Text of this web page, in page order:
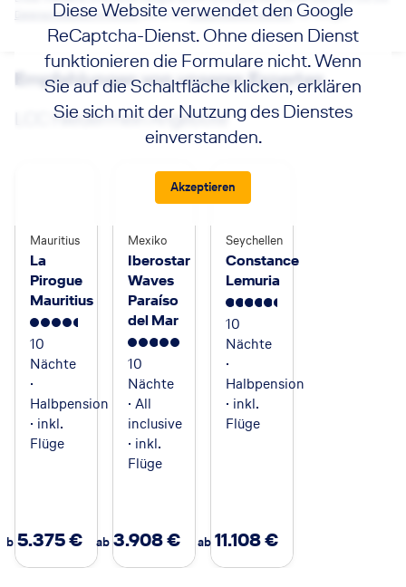
Diese Website verwendet den Google
ReCaptcha-Dienst. Ohne diesen Dienst
funktionieren die Formulare nicht. Wenn
Sie auf die Schaltfläche klicken, erklären
Sie sich mit der Nutzung des Dienstes
einverstanden.
Akzeptieren
Datenschutzbestimmungensowie dieNutzungsbedingungen von Google.
Empfehlungen von unseren Experten
LCC Niederrhein Angebote
Mauritius
La
Pirogue
Mauritius
4.5
10
Nächte
·
Halbpension
· inkl.
Flüge
ab 5.375€
Mexiko
Iberostar
Waves
Paraíso
del Mar
5
10
Nächte
· All
inclusive
· inkl.
Flüge
ab 3.908€
Seychellen
Constance
Lemuria
5.5
10
Nächte
·
Halbpension
· inkl.
Flüge
ab 11.108€